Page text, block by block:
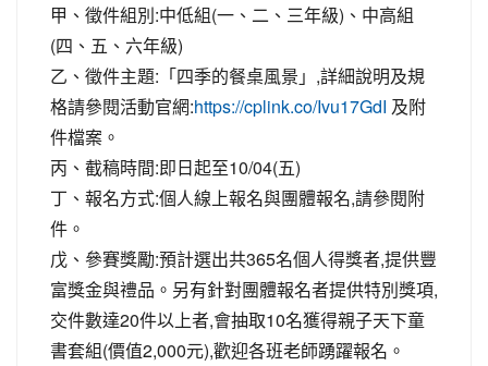
甲、徵件組別:中低組(一、二、三年級)、中高組
(四、五、六年級)
乙、徵件主題:「四季的餐桌風景」,詳細說明及規
格請參閱活動官網:https://cplink.co/Ivu17GdI
及附
件檔案。
丙、截稿時間:即日起至10/04(五)
丁、報名方式:個人線上報名與團體報名,請參閱附
件。
戊、參賽獎勵:預計選出共365名個人得獎者,提供豐
富獎金與禮品。另有針對團體報名者提供特別獎項,
交件數達20件以上者,會抽取10名獲得親子天下童
書套組(價值2,000元),歡迎各班老師踴躍報名。